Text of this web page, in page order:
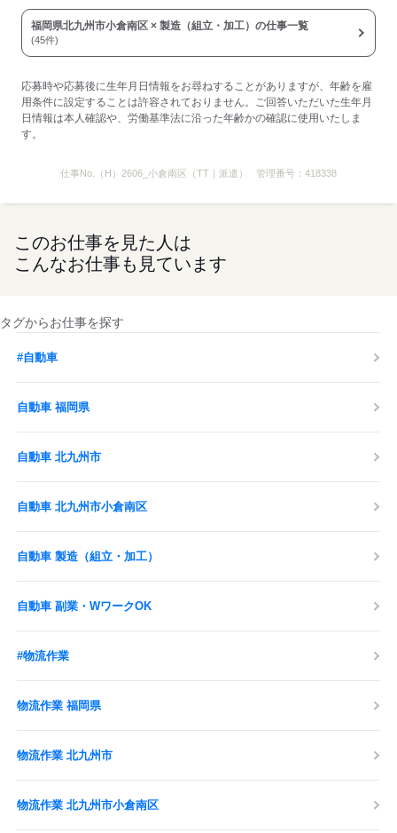
福岡県北九州市小倉南区 × 製造（組立・加工）の仕事一覧
(45件)
応募時や応募後に生年月日情報をお尋ねすることがありますが、年齢を雇
用条件に設定することは許容されておりません。ご回答いただいた生年月
日情報は本人確認や、労働基準法に沿った年齢かの確認に使用いたしま
す。
仕事No. （H）2606_小倉南区（TT｜派遣） 管理番号：418338
このお仕事を見た人は
こんなお仕事も見ています
タグからお仕事を探す
#自動車
自動車 福岡県
自動車 北九州市
自動車 北九州市小倉南区
自動車 製造（組立・加工）
自動車 副業・WワークOK
#物流作業
物流作業 福岡県
物流作業 北九州市
物流作業 北九州市小倉南区